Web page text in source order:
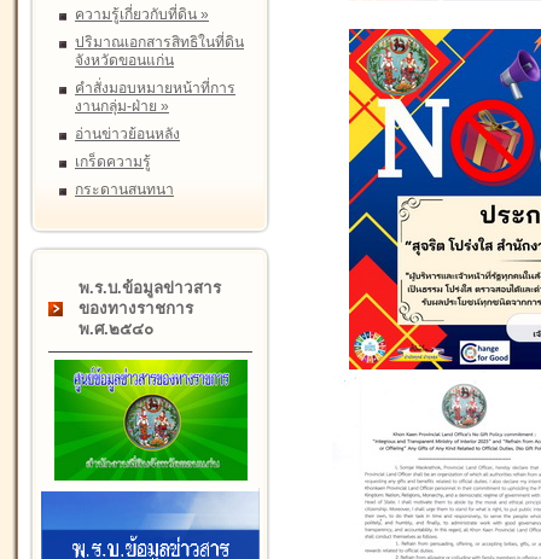
ความรู้เกี่ยวกับที่ดิน »
ปริมาณเอกสารสิทธิในที่ดิน
จังหวัดขอนแก่น
คำสั่งมอบหมายหน้าที่การ
งานกลุ่ม-ฝ่าย »
อ่านข่าวย้อนหลัง
เกร็ดความรู้
กระดานสนทนา
พ.ร.บ.ข้อมูลข่าวสาร
ของทางราชการ
พ.ศ.๒๕๔๐